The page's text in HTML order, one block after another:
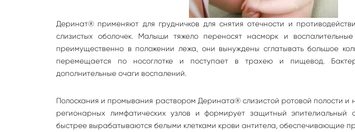
Деринат® применяют для грудничков для снятия отечности и
слизистых оболочек. Малыши тяжело переносят насморк и
преимущественно в положении лежа, они вынуждены сглатывать большое
перемещается по носоглотке и поступает в трахею и пищевод.
дополнительные очаги воспалений.
Полоскания и промывания раствором Дерината® слизистой ротовой полости и
регионарных лимфатических узлов и формирует защитный эпителиальный
быстрее вырабатываются белыми клетками крови антитела, обеспечивающие